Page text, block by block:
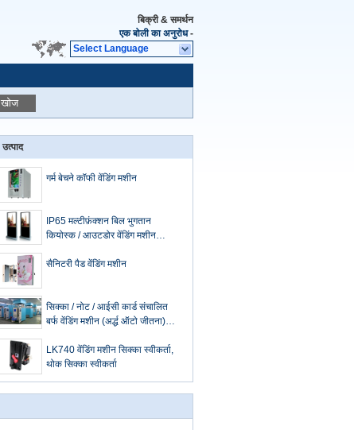
बिक्री & समर्थन
एक बोली का अनुरोध-
Select Language
खोज
उत्पाद
गर्म बेचने कॉफी वेंडिंग मशीन
IP65 मल्टीफ़ंक्शन बिल भुगतान
कियोस्क / आउटडोर वेंडिंग मशीन
सैनिटरी पैड वेंडिंग मशीन
सिक्का / नोट / आईसी कार्ड संचालित
बर्फ वेंडिंग मशीन (अर्द्ध ऑटो जीतना)
LK740 वेंडिंग मशीन सिक्का स्वीकर्ता,
थोक सिक्का स्वीकर्ता